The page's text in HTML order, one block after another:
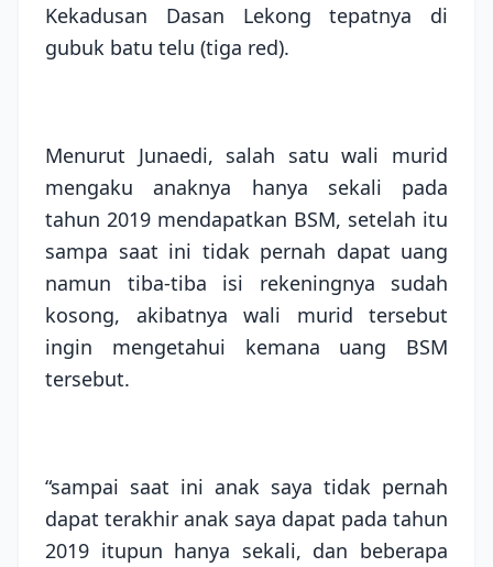
Kekadusan Dasan Lekong tepatnya di
gubuk batu telu (tiga red).
Menurut Junaedi, salah satu wali murid
mengaku anaknya hanya sekali pada
tahun 2019 mendapatkan BSM, setelah itu
sampa saat ini tidak pernah dapat uang
namun tiba-tiba isi rekeningnya sudah
kosong, akibatnya wali murid tersebut
ingin mengetahui kemana uang BSM
tersebut.
“sampai saat ini anak saya tidak pernah
dapat terakhir anak saya dapat pada tahun
2019 itupun hanya sekali, dan beberapa